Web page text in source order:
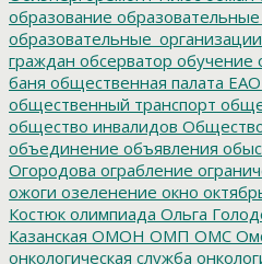
образование образовательные
образовательные_организации
граждан обсерватор обучение
баня общественная палата ЕАО
общественный транспорт
общество инвалидов
объединение объявления
Огородова ограбление
ожоги озеленение окно
Костюк олимпиада Ольга
Казанская ОМОН ОМП ОМС
онкологическая служба